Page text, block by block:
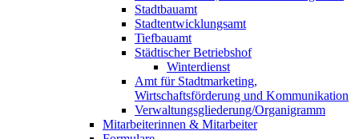
Stadtbauamt
Stadtentwicklungsamt
Tiefbauamt
Städtischer Betriebshof
Winterdienst
Amt für Stadtmarketing,
Wirtschaftsförderung und Kommunikation
Verwaltungsgliederung/Organigramm
Mitarbeiterinnen & Mitarbeiter